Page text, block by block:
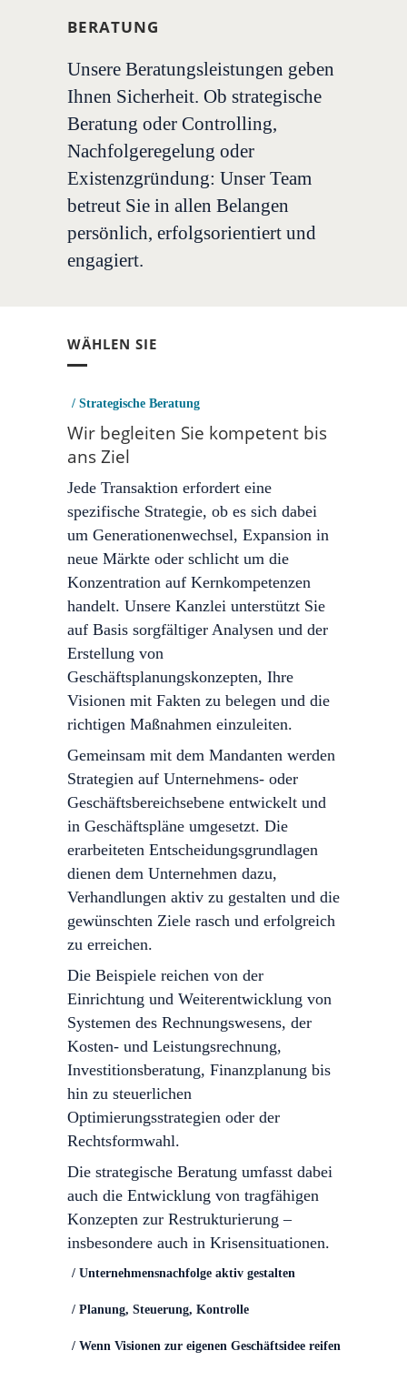
BERATUNG
Unsere Beratungsleistungen geben
Ihnen Sicherheit. Ob strategische
Beratung oder Controlling,
Nachfolgeregelung oder
Existenzgründung: Unser Team
betreut Sie in allen Belangen
persönlich, erfolgsorientiert und
engagiert.
WÄHLEN SIE
/ Strategische Beratung
Wir begleiten Sie kompetent bis
ans Ziel
Jede Transaktion erfordert eine
spezifische Strategie, ob es sich dabei
um Generationenwechsel, Expansion in
neue Märkte oder schlicht um die
Konzentration auf Kernkompetenzen
handelt. Unsere Kanzlei unterstützt Sie
auf Basis sorgfältiger Analysen und der
Erstellung von
Geschäftsplanungskonzepten, Ihre
Visionen mit Fakten zu belegen und die
richtigen Maßnahmen einzuleiten.
Gemeinsam mit dem Mandanten werden
Strategien auf Unternehmens- oder
Geschäftsbereichsebene entwickelt und
in Geschäftspläne umgesetzt. Die
erarbeiteten Entscheidungsgrundlagen
dienen dem Unternehmen dazu,
Verhandlungen aktiv zu gestalten und die
gewünschten Ziele rasch und erfolgreich
zu erreichen.
Die Beispiele reichen von der
Einrichtung und Weiterentwicklung von
Systemen des Rechnungswesens, der
Kosten- und Leistungsrechnung,
Investitionsberatung, Finanzplanung bis
hin zu steuerlichen
Optimierungsstrategien oder der
Rechtsformwahl.
Die strategische Beratung umfasst dabei
auch die Entwicklung von tragfähigen
Konzepten zur Restrukturierung –
insbesondere auch in Krisensituationen.
/ Unternehmensnachfolge aktiv gestalten
Lindner unterstützt Sie
Das Thema Unternehmensnachfolge ist
/ Planung, Steuerung, Kontrolle
Wir prüfen die Wirtschaftlichkeit
/ Wenn Visionen zur eigenen Geschäftsidee reifen